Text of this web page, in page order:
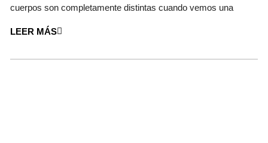
cuerpos son completamente distintas cuando vemos una
LEER MÁS